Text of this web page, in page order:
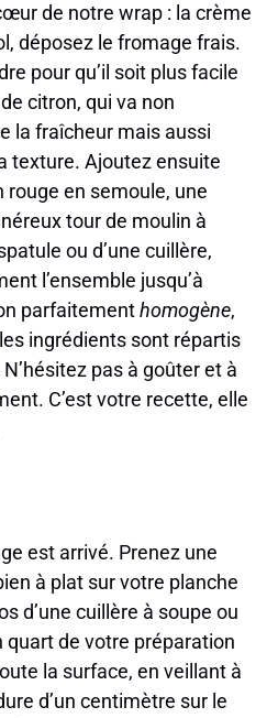
de notre wrap : la crème
déposez le fromage frais.
pour qu’il soit plus facile
citron, qui va non
la fraîcheur mais aussi
texture. Ajoutez ensuite
rouge en semoule, une
tour de moulin à
ou d’une cuillère,
l’ensemble jusqu’à
parfaitementhomogène,
ingrédients sont répartis
pas à goûter et à
C’est votre recette, elle
est arrivé. Prenez une
à plat sur votre planche
d’une cuillère à soupe ou
quart de votre préparation
la surface, en veillant à
d’un centimètre sur le